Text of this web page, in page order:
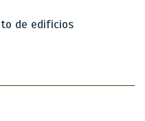
de edificios